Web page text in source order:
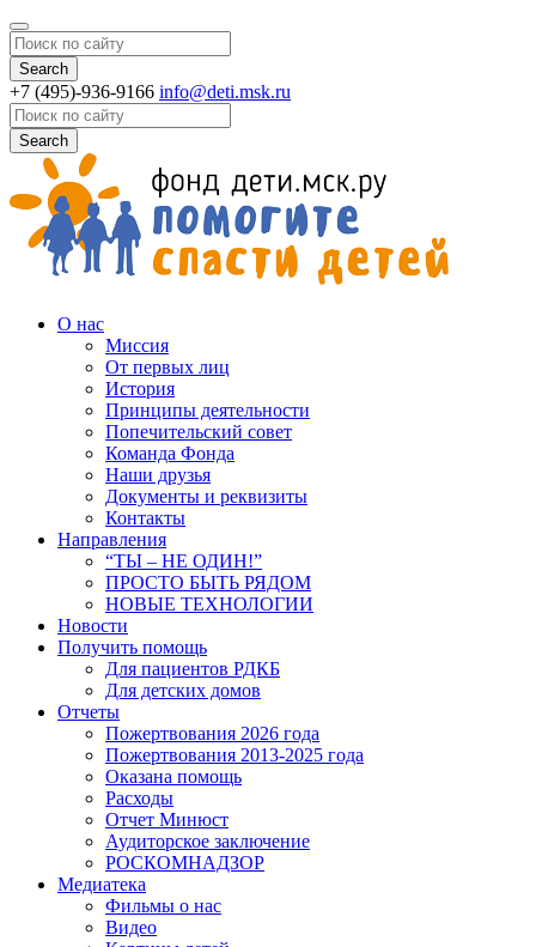
Search
+7 (495)-936-9166 info@deti.msk.ru
Search
О нас
Миссия
От первых лиц
История
Принципы деятельности
Попечительский совет
Команда Фонда
Наши друзья
Документы и реквизиты
Контакты
Направления
“ТЫ – НЕ ОДИН!”
ПРОСТО БЫТЬ РЯДОМ
НОВЫЕ ТЕХНОЛОГИИ
Новости
Получить помощь
Для пациентов РДКБ
Для детских домов
Отчеты
Пожертвования 2026 года
Пожертвования 2013-2025 года
Оказана помощь
Расходы
Отчет Минюст
Аудиторское заключение
РОСКОМНАДЗОР
Медиатека
Фильмы о нас
Видео